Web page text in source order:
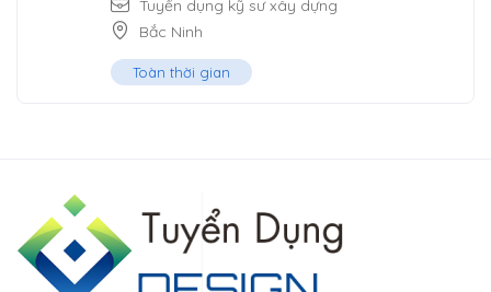
Tuyển dụng kỹ sư xây dựng
Bắc Ninh
Toàn thời gian